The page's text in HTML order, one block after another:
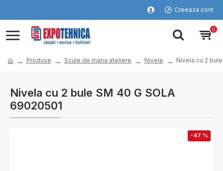
Creeaza cont
0
Produse Scule de mana ateliere Nivele Nivela cu 2
Nivela cu 2 bule SM 40 G SOLA
69020501
-47 %